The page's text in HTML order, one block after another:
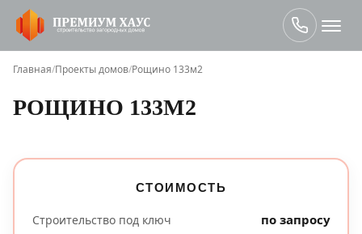
Главная/Проекты домов/Рощино 133м2
РОЩИНО 133М2
СТОИМОСТЬ
Строительство под ключ по запросу